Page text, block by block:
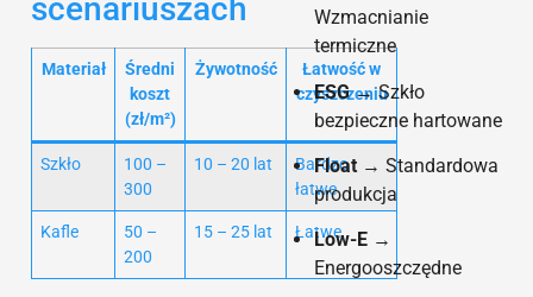
scenariuszach
Materiał
Średni
koszt
(zł/m²)
Żywotność
Łatwość w
czyszczeniu
Szkło
100 –
300
10 – 20 lat
Bardzo
łatwe
Kafle
50 –
200
15 – 25 lat Łatwe
Wzmacnianie
termiczne
ESG→ Szkło
bezpieczne hartowane
Float → Standardowa
produkcja
Low-E →
Energooszczędne